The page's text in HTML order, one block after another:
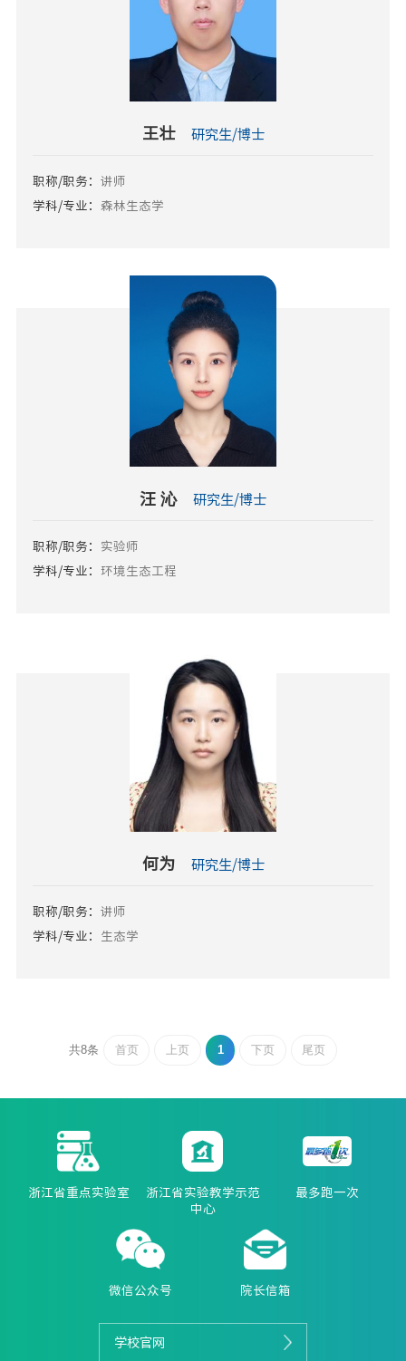
王壮 研究生/博士
职称/职务： 讲师
学科/专业： 森林生态学
汪 沁 研究生/博士
职称/职务： 实验师
学科/专业： 环境生态工程
何为 研究生/博士
职称/职务： 讲师
学科/专业： 生态学
共8条 首页 上页 1 下页 尾页
浙江省重点实验室
浙江省实验教学示范
中心
最多跑一次
微信公众号 院长信箱
学校官网